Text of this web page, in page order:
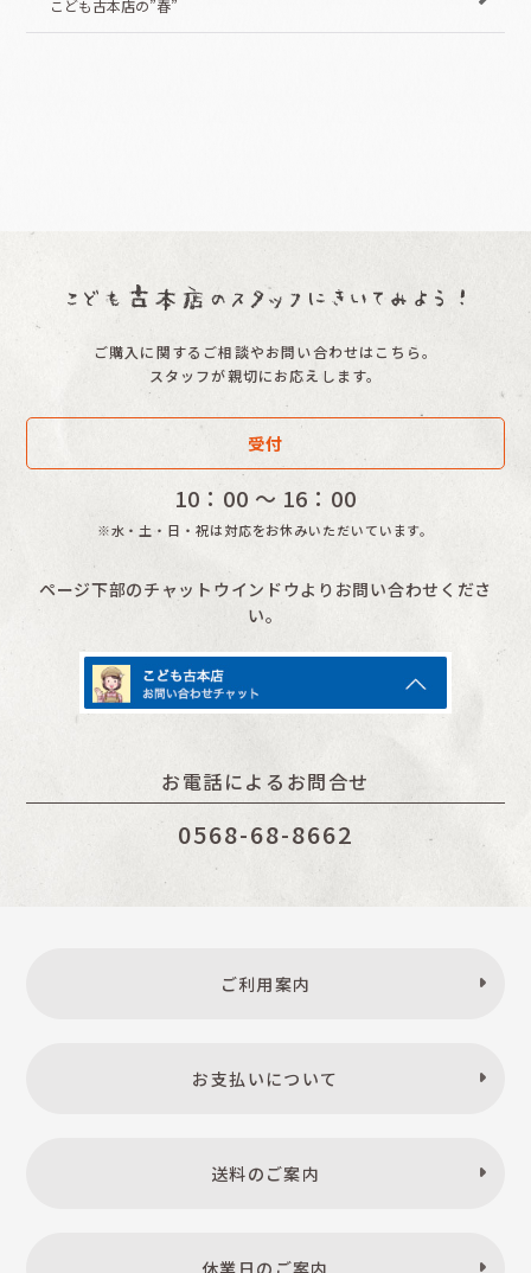
こども古本店の”春”
ご購入に関するご相談やお問い合わせはこちら。
スタッフが親切にお応えします。
受付
10：00 〜 16：00
※水・土・日・祝は対応をお休みいただいています。
ページ下部のチャットウインドウよりお問い合わせくださ
い。
お電話によるお問合せ
0568-68-8662
ご利用案内
お支払いについて
送料のご案内
休業日のご案内